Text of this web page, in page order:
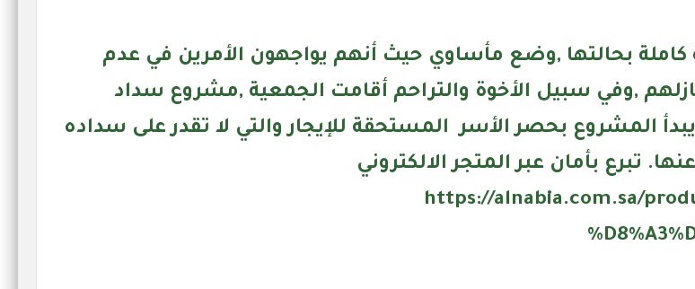
بحالتها ,وضع مأساوي حيث أنهم يواجهون الأمرين في عدم
,وفي سبيل الأخوة والتراحم أقامت الجمعية ,مشروع سداد
المشروع بحصر الأسر المستحقة للإيجار والتي لا تقدر على سداده
تبرع بأمان عبر المتجر الالكتروني
https://alnabia.com.sa/